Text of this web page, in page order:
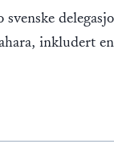
inkludert